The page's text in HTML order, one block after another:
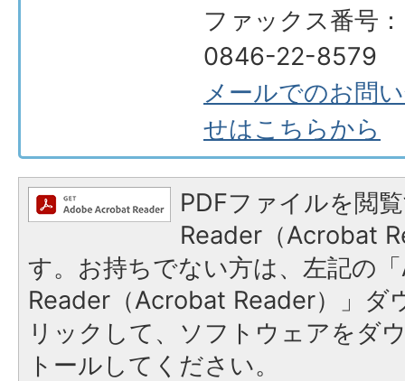
ファックス番号：
0846-22-8579
メールでのお問
せはこちらから
PDFファイルを閲
Reader（Acrobat
す。お持ちでない方は、左記の
Reader（Acrobat Reader）」ダ
リックして、ソフトウェアをダ
トールしてください。